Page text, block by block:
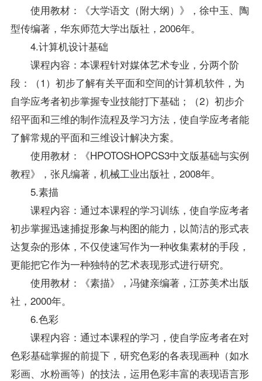
使用教材：《大学语文（附大纲）》，徐中玉、陶
型传编著，华东师范大学出版社，2006年。
4.计算机设计基础
课程内容：本课程针对媒体艺术专业，分两个阶
段：（1）初步了解有关平面和空间的计算机软件，为
自学应考者初步掌握专业技能打下基础；（2）初步介
绍平面和三维的制作流程及学习方法，使自学应考者能
了解常规的平面和三维设计解决方案。
使用教材：《HPOTOSHOPCS3中文版基础与实例
教程》，张凡编著，机械工业出版社，2008年。
5.素描
课程内容：通过本课程的学习训练，使自学应考者
初步掌握迅速捕捉形象与构图的能力，以简洁的形式表
达复杂的形体，不仅使速写作为一种收集素材的手段，
更能把它作为一种独特的艺术表现形式进行研究。
使用教材：《素描》，冯健亲编著，江苏美术出版
社，2000年。
6.色彩
课程内容：通过本课程的学习，使自学应考者在对
色彩基础掌握的前提下，研究色彩的各表现画种（如水
彩画、水粉画等）的技法，运用色彩丰富的表现语言形